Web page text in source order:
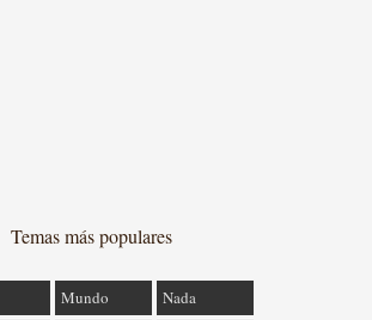
Temas más populares
Mundo
Nada